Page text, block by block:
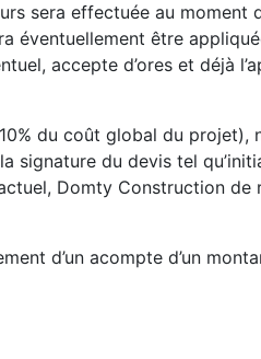
sera effectuée au moment
éventuellement être
accepte d’ores et déjà
du coût global du projet),
signature du devis tel
Domty Construction de
d’un acompte d’un